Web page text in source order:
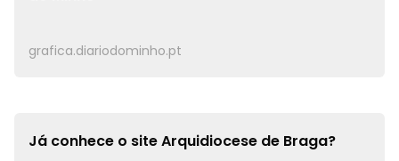
grafica.diariodominho.pt
Já conhece o siteArquidiocese de Braga?